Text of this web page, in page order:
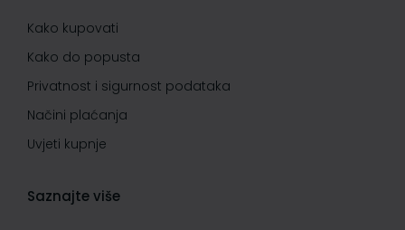
Kako kupovati
Kako do popusta
Privatnost i sigurnost podataka
Načini plaćanja
Uvjeti kupnje
Saznajte više